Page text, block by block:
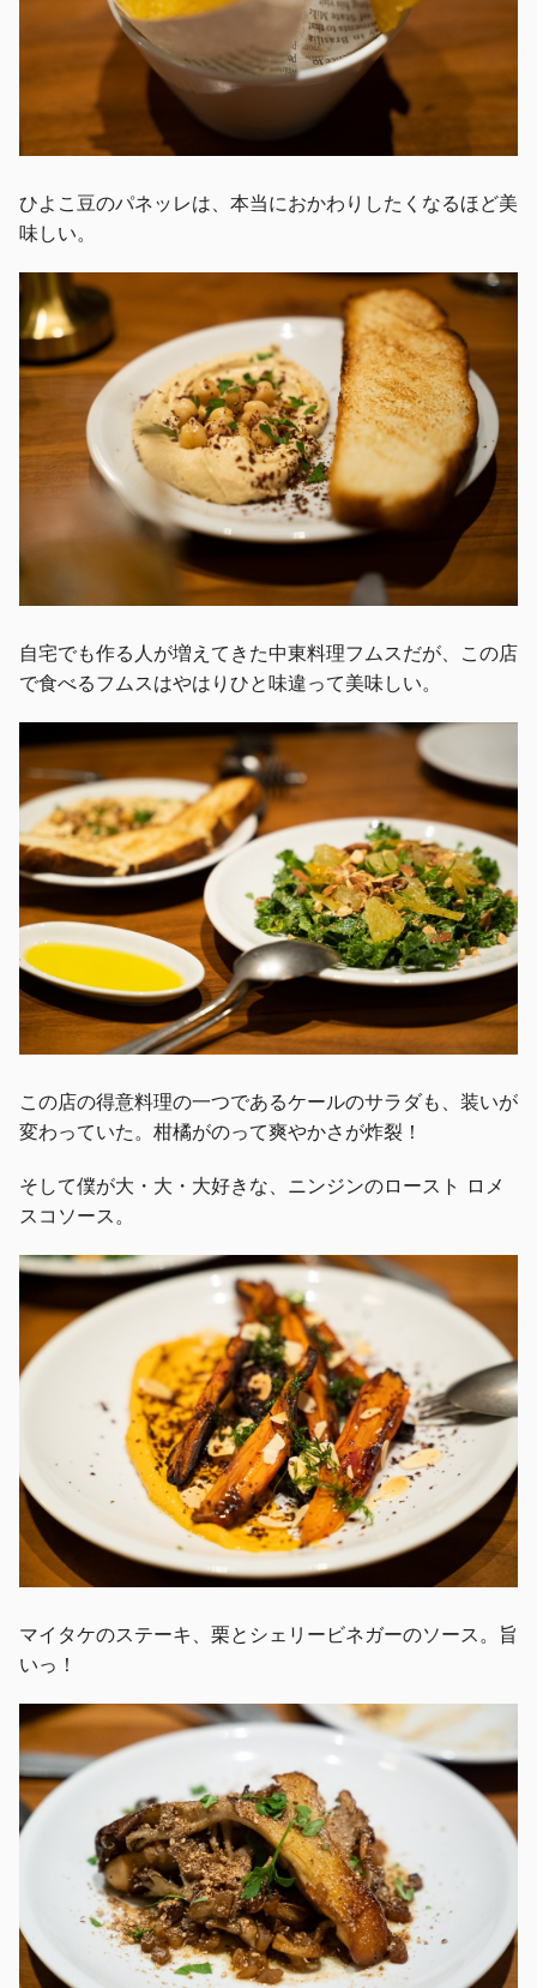
ひよこ豆のパネッレは、本当におかわりしたくなるほど美
味しい。
自宅でも作る人が増えてきた中東料理フムスだが、この店
で食べるフムスはやはりひと味違って美味しい。
この店の得意料理の一つであるケールのサラダも、装いが
変わっていた。柑橘がのって爽やかさが炸裂！
そして僕が大・大・大好きな、ニンジンのロースト ロメ
スコソース。
マイタケのステーキ、栗とシェリービネガーのソース。旨
いっ！